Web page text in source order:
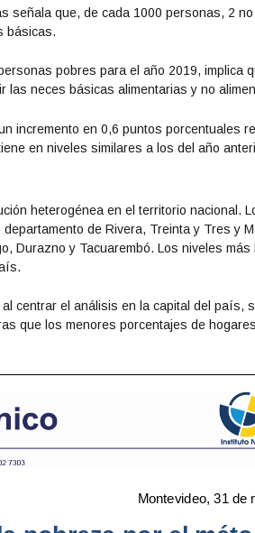
señala que, de cada 1000 personas, 2
básicas.
pobres para el año 2019, implica
las neces básicas alimentarias y no
incremento en 0,6 puntos porcentuales
en niveles similares a los del año
heterogénea en el territorio nacional.
de Rivera, Treinta y Tres y
Durazno y Tacuarembó. Los niveles
centrar el análisis en la capital del país,
que los menores porcentajes de